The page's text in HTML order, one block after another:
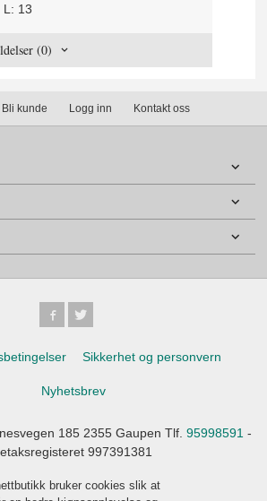
L: 13
(0)
Bli kunde Logg inn Kontakt oss
Sikkerhet og personvern
Nyhetsbrev
185 2355 Gaupen Tlf. 95998591 -
997391381
bruker cookies slik at